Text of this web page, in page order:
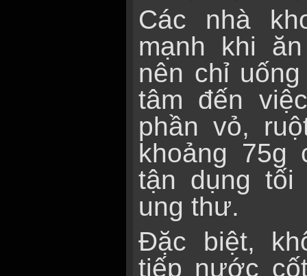
Các nhà
mạnh khi
nên chỉ
tâm đến
phần vỏ,
khoảng 75g
tận dụng tối
ung thư.
Đặc biệt,
tiếp nước